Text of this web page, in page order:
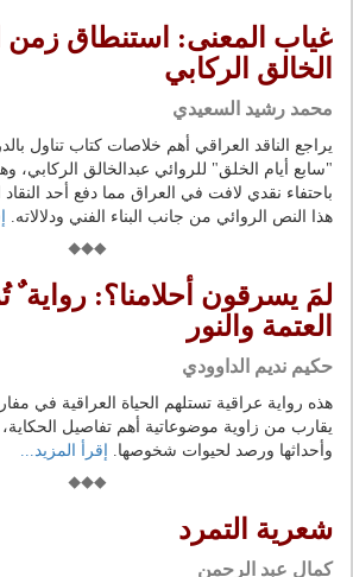
غياب المعنى: استنطاق زمن
الخالق الركابي
محمد رشيد السعيدي
يراجع الناقد العراقي أهم خلاصات كتاب تناول
"سابع أيام الخلق" للروائي عبدالخالق الركابي،
باحتفاء نقدي لافت في العراق مما دفع أحد
هذا النص الروائي من جانب البناء الفني ودلالاته.
لمَ يسرقون أحلامنا؟: رواية
العتمة والنور
حكيم نديم الداوودي
هذه رواية عراقية تستلهم الحياة العراقية في
يقارب من زاوية موضوعاتية أهم تفاصيل الحكاية،
وأحداثها ورصد لحيوات شخوصها.
إقرأ المزيد...
شعرية التمرد
كمال عبد الرحمن